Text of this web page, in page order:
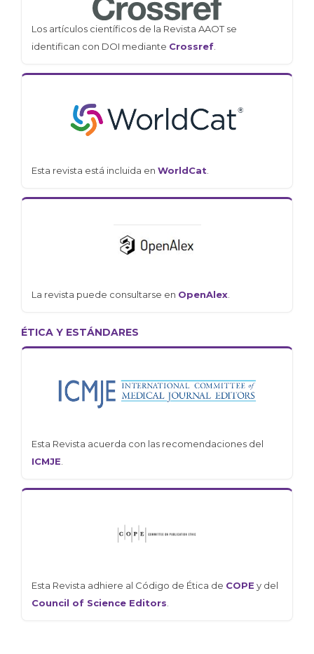
Los artículos científicos de la Revista AAOT se
identifican con DOI mediante Crossref
Esta revista está incluida en WorldCat
La revista puede consultarse en OpenAlex
ÉTICA Y ESTÁNDARES
Esta Revista acuerda con las recomendaciones del
ICMJE
Esta Revista adhiere al Código de Ética de COPE y del
Council of Science Editors